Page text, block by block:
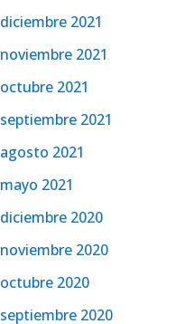
diciembre 2021
noviembre 2021
octubre 2021
septiembre 2021
agosto 2021
mayo 2021
diciembre 2020
noviembre 2020
octubre 2020
septiembre 2020